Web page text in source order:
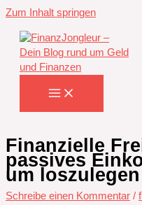
Zum Inhalt springen
Finanzielle
passives
um loszulegen
Schreibe einen Kommentar /